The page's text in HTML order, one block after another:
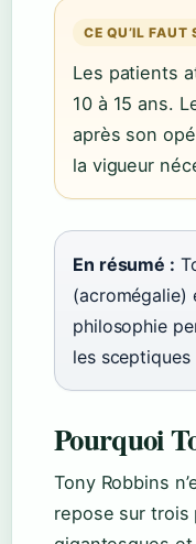
CE QU’IL FAUT
Les patients
10 à 15 ans.
après son
la vigueur
En résumé :
(acromégalie)
philosophie
les
Pourquoi
Tony Robbins
repose sur trois